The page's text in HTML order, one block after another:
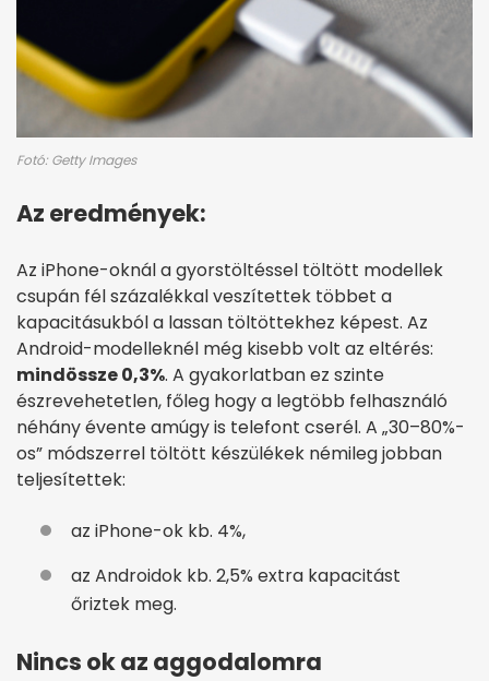
Fotó: Getty Images
Az eredmények:
Az iPhone-oknál a gyorstöltéssel töltött modellek
csupán fél százalékkal veszítettek többet a
kapacitásukból a lassan töltöttekhez képest. Az
Android-modelleknél még kisebb volt az eltérés:
mindössze 0,3%. A gyakorlatban ez szinte
észrevehetetlen, főleg hogy a legtöbb felhasználó
néhány évente amúgy is telefont cserél. A „30–80%-
os” módszerrel töltött készülékek némileg jobban
teljesítettek:
az iPhone-ok kb. 4%,
az Androidok kb. 2,5% extra kapacitást
őriztek meg.
Nincs ok az aggodalomra